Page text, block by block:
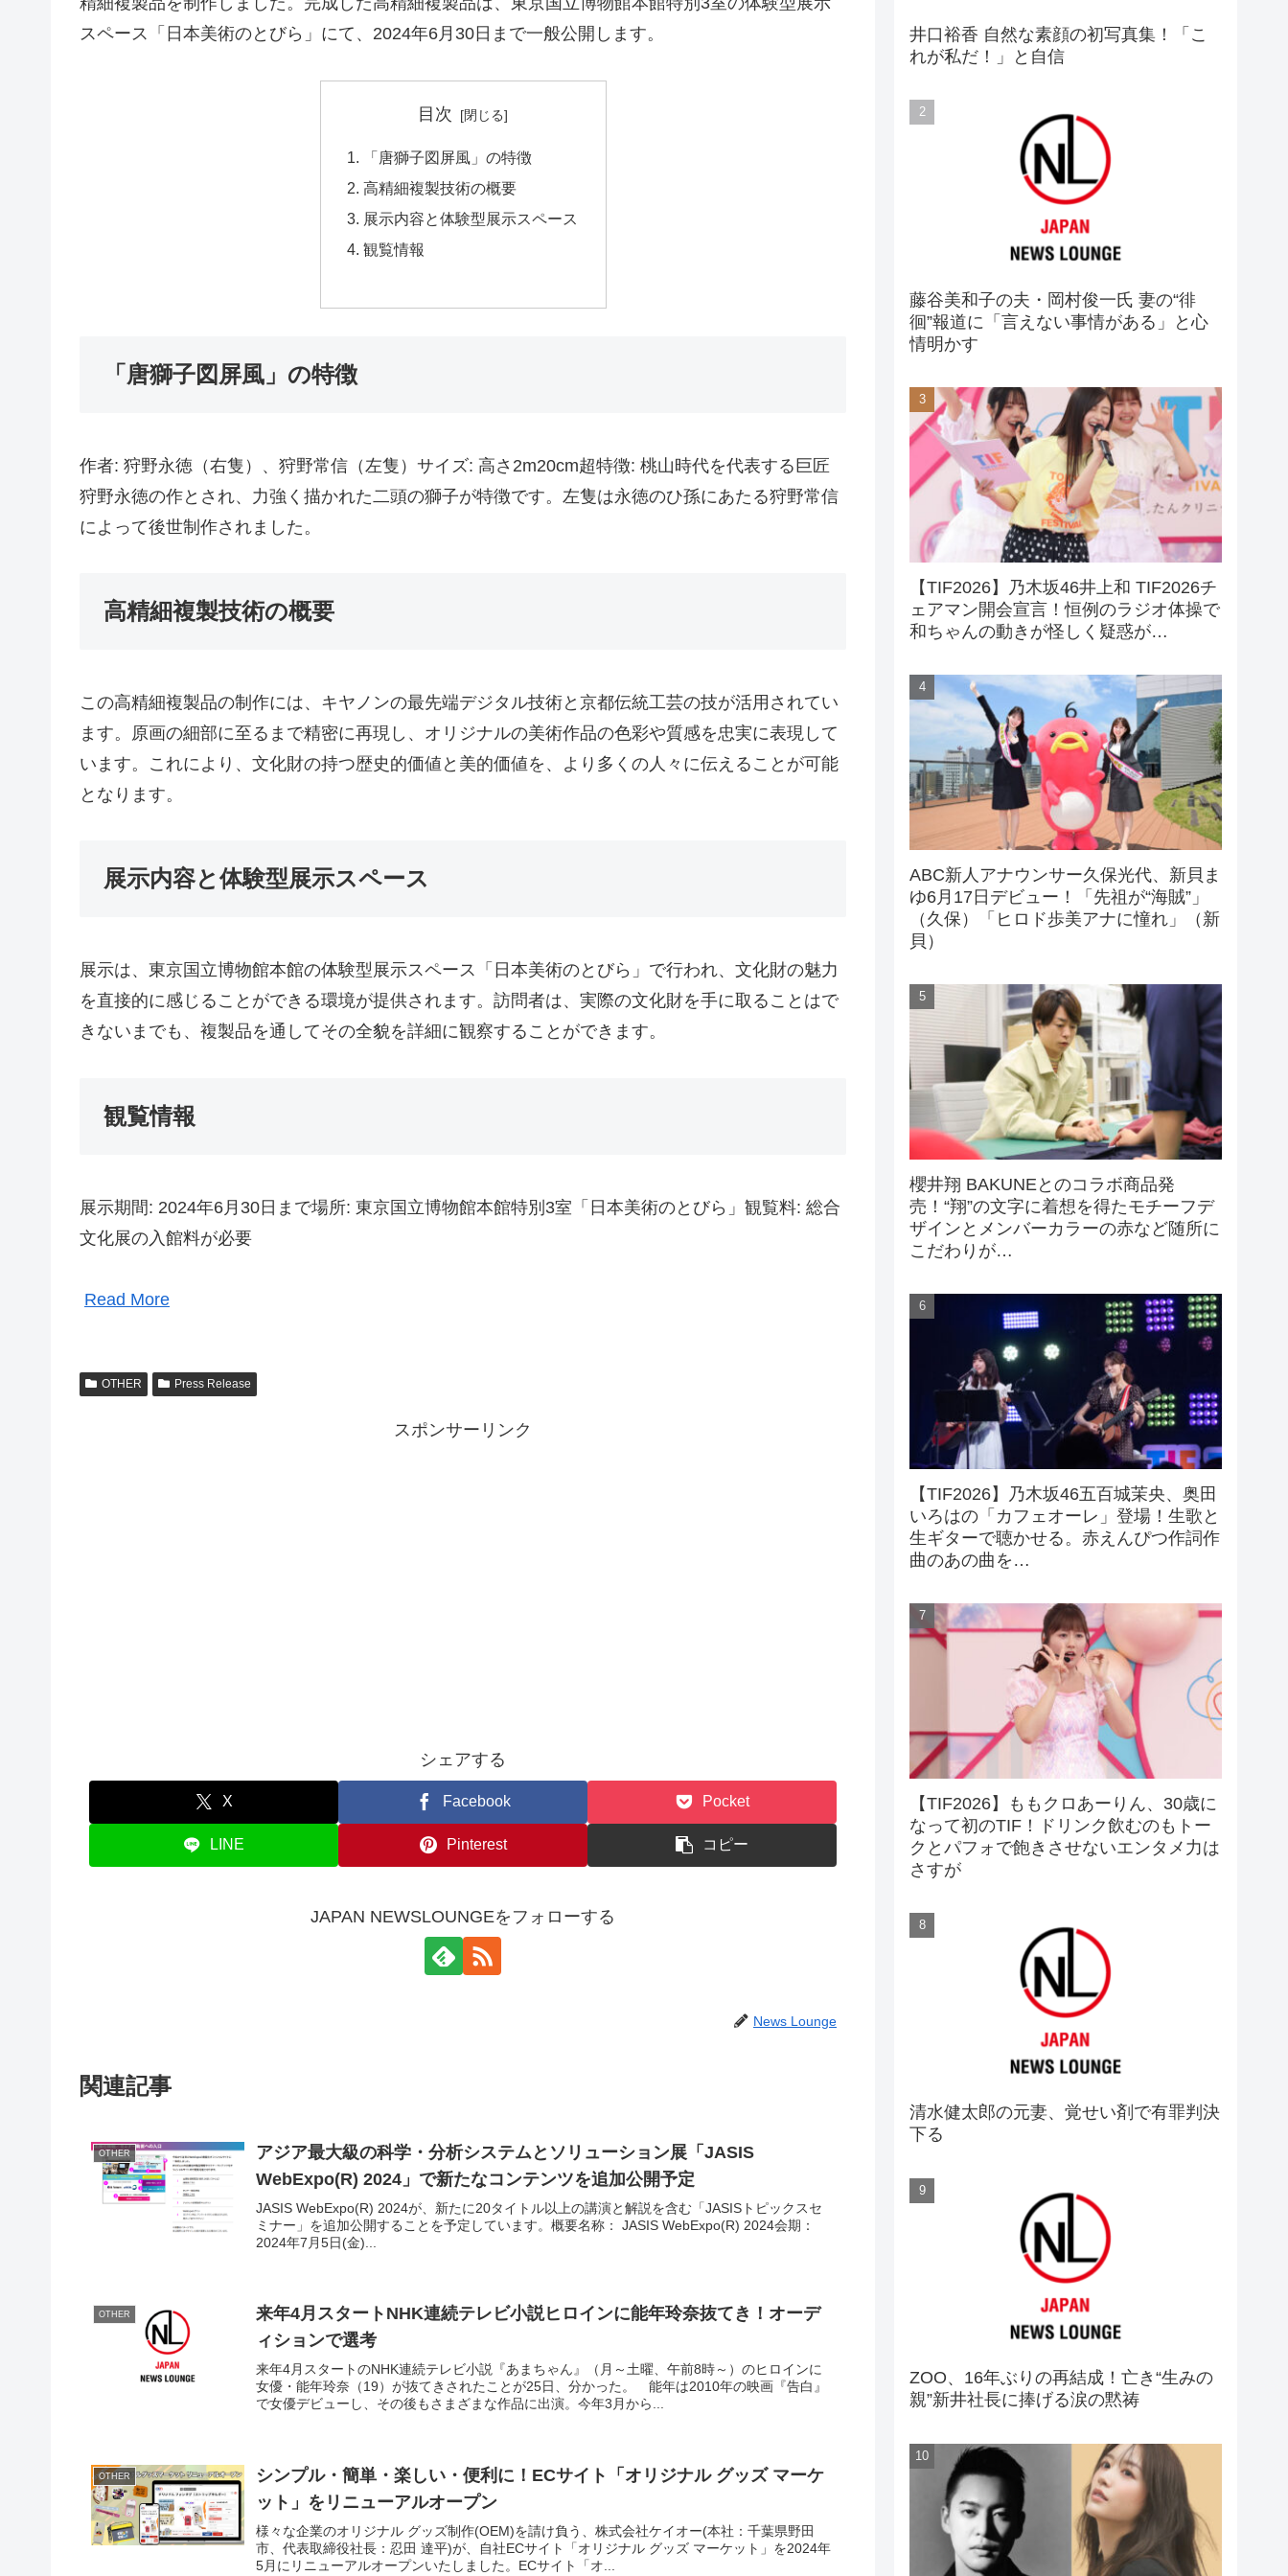
スペース「日本美術のとびら」にて、2024年6月30日まで一般公開します。
目次
「唐獅子図屏風」の特徴
高精細複製技術の概要
展示内容と体験型展示スペース
観覧情報
「唐獅子図屏風」の特徴
作者: 狩野永徳（右隻）、狩野常信（左隻）サイズ: 高さ2m20cm超特徴: 桃山時代を代表する巨匠
狩野永徳の作とされ、力強く描かれた二頭の獅子が特徴です。左隻は永徳のひ孫にあたる狩野常信
によって後世制作されました。
高精細複製技術の概要
この高精細複製品の制作には、キヤノンの最先端デジタル技術と京都伝統工芸の技が活用されてい
ます。原画の細部に至るまで精密に再現し、オリジナルの美術作品の色彩や質感を忠実に表現して
います。これにより、文化財の持つ歴史的価値と美的価値を、より多くの人々に伝えることが可能
となります。
展示内容と体験型展示スペース
展示は、東京国立博物館本館の体験型展示スペース「日本美術のとびら」で行われ、文化財の魅力
を直接的に感じることができる環境が提供されます。訪問者は、実際の文化財を手に取ることはで
きないまでも、複製品を通してその全貌を詳細に観察することができます。
観覧情報
展示期間: 2024年6月30日まで場所: 東京国立博物館本館特別3室「日本美術のとびら」観覧料: 総合
文化展の入館料が必要
Read More
OTHER Press Release
スポンサーリンク
シェアする
X Facebook Pocket
LINE Pinterest コピー
JAPAN NEWSLOUNGEをフォローする
News Lounge
関連記事
OTHER
アジア最大級の科学・分析システムとソリューション展「JASIS
WebExpo(R) 2024」で新たなコンテンツを追加公開予定
JASIS WebExpo(R) 2024が、新たに20タイトル以上の講演と解説を含む「JASISトピックスセ
ミナー」を追加公開することを予定しています。概要名称： JASIS WebExpo(R) 2024会期：
2024年7月5日(金)...
OTHER
来年4月スタートNHK連続テレビ小説ヒロインに能年玲奈抜てき！オーデ
ィションで選考
来年4月スタートのNHK連続テレビ小説『あまちゃん』（月～土曜、午前8時～）のヒロインに
女優・能年玲奈（19）が抜てきされたことが25日、分かった。 能年は2010年の映画『告白』
で女優デビューし、その後もさまざまな作品に出演。今年3月から...
OTHER
シンプル・簡単・楽しい・便利に！ECサイト「オリジナル グッズ マーケ
ット」をリニューアルオープン
様々な企業のオリジナル グッズ制作(OEM)を請け負う、株式会社ケイオー(本社：千葉県野田
市、代表取締役社長：忍田 達平)が、自社ECサイト「オリジナル グッズ マーケット」を2024年
5月にリニューアルオープンいたしました。ECサイト「オ...
井口裕香 自然な素顔の初写真集！「こ
れが私だ！」と自信
藤谷美和子の夫・岡村俊一氏 妻の“徘
徊”報道に「言えない事情がある」と心
情明かす
【TIF2026】乃木坂46井上和 TIF2026チ
ェアマン開会宣言！恒例のラジオ体操で
和ちゃんの動きが怪しく疑惑が…
ABC新人アナウンサー久保光代、新貝ま
ゆ6月17日デビュー！「先祖が“海賊”」
（久保）「ヒロド歩美アナに憧れ」（新
貝）
櫻井翔 BAKUNEとのコラボ商品発
売！“翔”の文字に着想を得たモチーフデ
ザインとメンバーカラーの赤など随所に
こだわりが…
【TIF2026】乃木坂46五百城茉央、奥田
いろはの「カフェオーレ」登場！生歌と
生ギターで聴かせる。赤えんぴつ作詞作
曲のあの曲を…
【TIF2026】ももクロあーりん、30歳に
なって初のTIF！ドリンク飲むのもトー
クとパフォで飽きさせないエンタメ力は
さすが
清水健太郎の元妻、覚せい剤で有罪判決
下る
ZOO、16年ぶりの再結成！亡き“生みの
親”新井社長に捧げる涙の黙祷